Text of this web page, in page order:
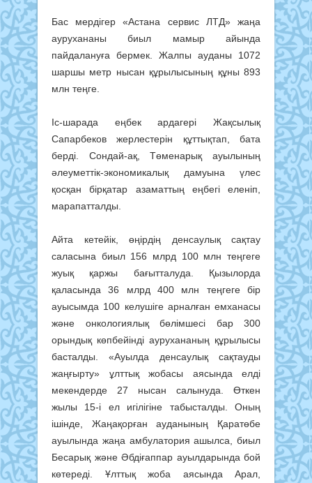
Бас мердігер «Астана сервис ЛТД» жаңа
аурухананы биыл мамыр айында
пайдалануға бермек. Жалпы ауданы 1072
шаршы метр нысан құрылысының құны 893
млн теңге.
Іс-шарада еңбек ардагері Жақсылық
Сапарбеков жерлестерін құттықтап, бата
берді. Сондай-ақ, Төменарық ауылының
әлеуметтік-экономикалық дамуына үлес
қосқан бірқатар азаматтың еңбегі еленіп,
марапатталды.
Айта кетейік, өңірдің денсаулық сақтау
саласына биыл 156 млрд 100 млн теңгеге
жуық қаржы бағытталуда. Қызылорда
қаласында 36 млрд 400 млн теңгеге бір
ауысымда 100 келушіге арналған емханасы
және онкологиялық бөлімшесі бар 300
орындық көпбейінді аурухананың құрылысы
басталды. «Ауылда денсаулық сақтауды
жаңғырту» ұлттық жобасы аясында елді
мекендерде 27 нысан салынуда. Өткен
жылы 15-і ел игілігіне табысталды. Оның
ішінде, Жаңақорған ауданының Қаратөбе
ауылында жаңа амбулатория ашылса, биыл
Бесарық және Әбдіғаппар ауылдарында бой
көтереді. Ұлттық жоба аясында Арал,